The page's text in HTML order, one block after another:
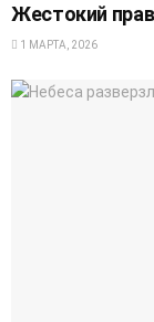
Жестокий
1 МАРТА, 2026